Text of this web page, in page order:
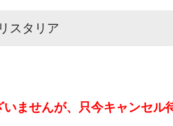
スタリア
いませんが、只今キャンセル